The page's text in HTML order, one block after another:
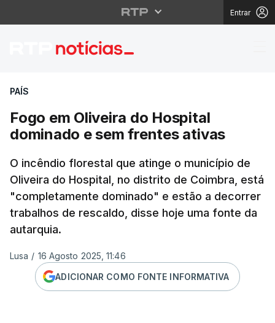
Entrar
Fogo em Oliveira do
PAÍS
Fogo em Oliveira do Hospital
dominado e sem frentes ativas
O incêndio florestal que atinge o município de
Oliveira do Hospital, no distrito de Coimbra, está
"completamente dominado" e estão a decorrer
trabalhos de rescaldo, disse hoje uma fonte da
autarquia.
Lusa / 16 Agosto 2025, 11:46
ADICIONAR COMO FONTE INFORMATIVA